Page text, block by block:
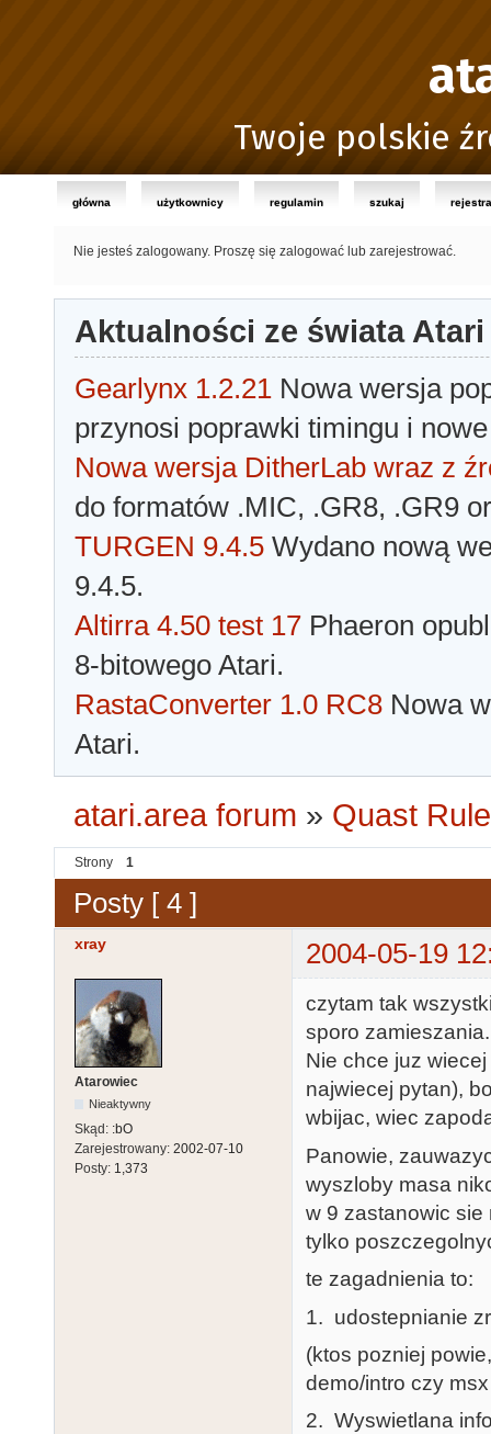
Twoje polskie
główna użytkownicy regulamin szukaj
Nie jesteś zalogowany. Proszę się zalogować lub zarejestrować.
Aktualności ze świata Atari
Gearlynx 1.2.21 Nowa wersja
przynosi poprawki timingu i
Nowa wersja DitherLab wraz z
do formatów .MIC, .GR8, .GR9
TURGEN 9.4.5 Wydano nową
9.4.5.
Altirra 4.50 test 17 Phaeron
8-bitowego Atari.
RastaConverter 1.0 RC8 Nowa
Atari.
atari.area forum » Quast
Strony 1
Posty [ 4 ]
xray 2004-05-19
Atarowiec
Nieaktywny
Skąd: :bO
Zarejestrowany: 2002-07-10
Posty: 1,373
czytam tak
sporo zamieszania.
Nie chce juz
najwiecej pytan),
wbijac, wiec
Panowie,
wyszloby masa
w 9 zastanowic sie
tylko
te zagadnienia to:
1. udostepnianie
(ktos pozniej
demo/intro czy
2. Wyswietlana